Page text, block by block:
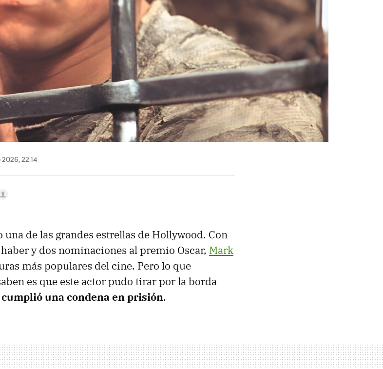
22:14
de las grandes estrellas de Hollywood. Con
y dos nominaciones al premio Oscar, Mark
más populares del cine. Pero lo que
es que este actor pudo tirar por la borda
cumplió una condena en prisión.